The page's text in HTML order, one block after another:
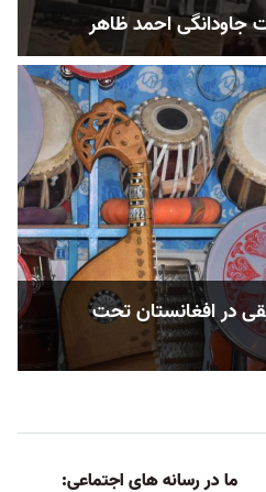
جاودانگی احمد ظاهر
در افغانستان تحت
ما در رسانه های اجتماعی: